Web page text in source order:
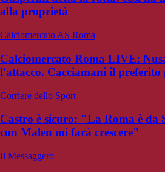
alla proprietà
Calciomercato AS Roma
Calciomercato Roma LIVE:
l'attacco. Cacciamani il preferito
Corriere dello Sport
Castro è sicuro: "La Roma è da
con Malen mi farà crescere"
Il Messaggero